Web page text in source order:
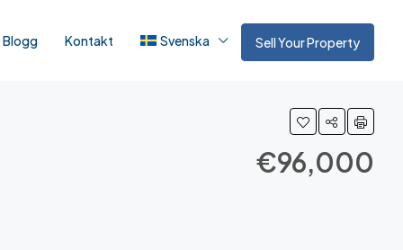
Blogg Kontakt Svenska Sell Your Property
€96,000